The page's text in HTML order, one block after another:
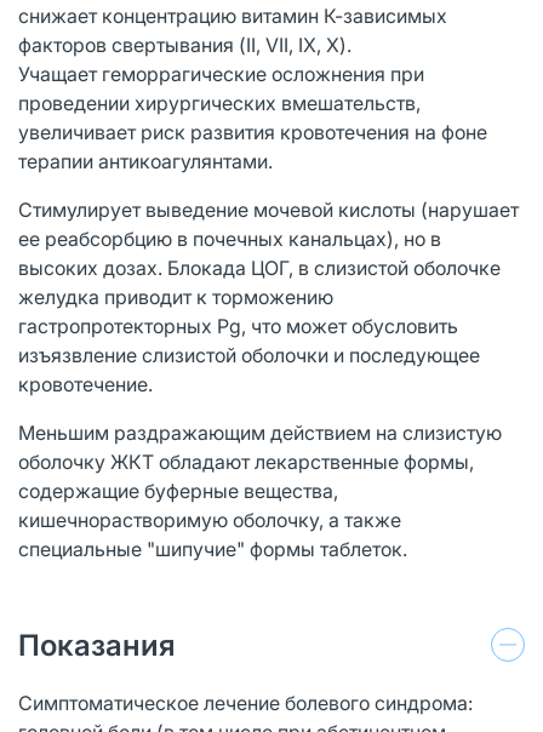
снижает концентрацию витамин К-зависимых
факторов свертывания (II, VII, IX, X).
Учащает геморрагические осложнения при
проведении хирургических вмешательств,
увеличивает риск развития кровотечения на фоне
терапии антикоагулянтами.
Стимулирует выведение мочевой кислоты (нарушает
ее реабсорбцию в почечных канальцах), но в
высоких дозах. Блокада ЦОГ, в слизистой оболочке
желудка приводит к торможению
гастропротекторных Pg, что может обусловить
изъязвление слизистой оболочки и последующее
кровотечение.
Меньшим раздражающим действием на слизистую
оболочку ЖКТ обладают лекарственные формы,
содержащие буферные вещества,
кишечнорастворимую оболочку, а также
специальные "шипучие" формы таблеток.
Показания
Симптоматическое лечение болевого синдрома: